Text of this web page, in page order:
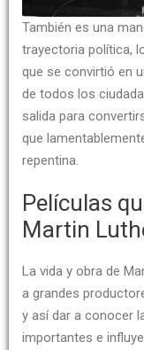
También es una
trayectoria política,
que se convirtió en
de todos los
salida para
que
repentina.
Películas
Martin
La vida y obra de
a grandes
y así dar a conocer
importantes e